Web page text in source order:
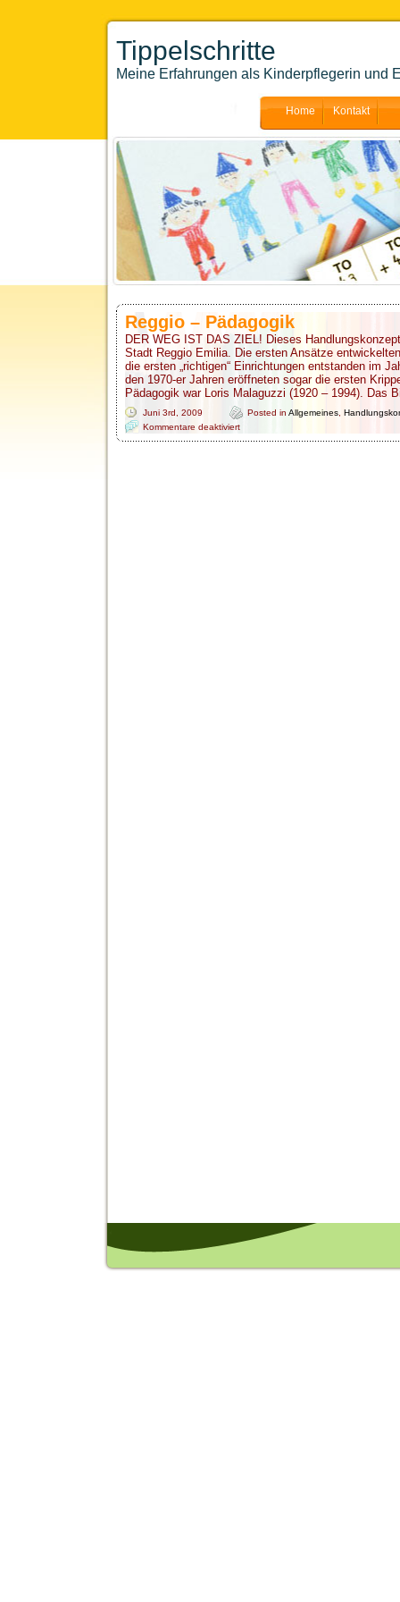
Tippelschritte
Meine Erfahrungen als Kinderpflegerin und
Home Kontakt
Reggio – Pädagogik
DER WEG IST DAS ZIEL! Dieses
Stadt Reggio Emilia. Die ersten Ansätze
die ersten „richtigen“ Einrichtungen entstanden im
den 1970-er Jahren eröffneten sogar die ersten
Pädagogik war Loris Malaguzzi (1920 – 1994). Das
Juni 3rd, 2009 Posted in Allgemeines
Kommentare deaktiviertfür